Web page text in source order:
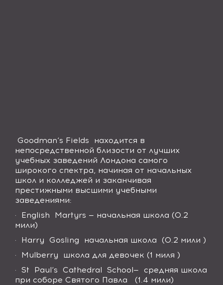
Goodman‘s Fields находится в
непосредственной близости от лучших
учебных заведений Лондона самого
широкого спектра, начиная от начальных
школ и колледжей и заканчивая
престижными высшими учебными
заведениями:
·
English Martyrs — начальная школа (0.2
мили)
·
Harry Gosling начальная школа (0.2 мили )
·
Mulberry школа для девочек (1 миля )
· St Paul‘s Cathedral School— средняя школа
при соборе Святого Павла (1.4 мили)